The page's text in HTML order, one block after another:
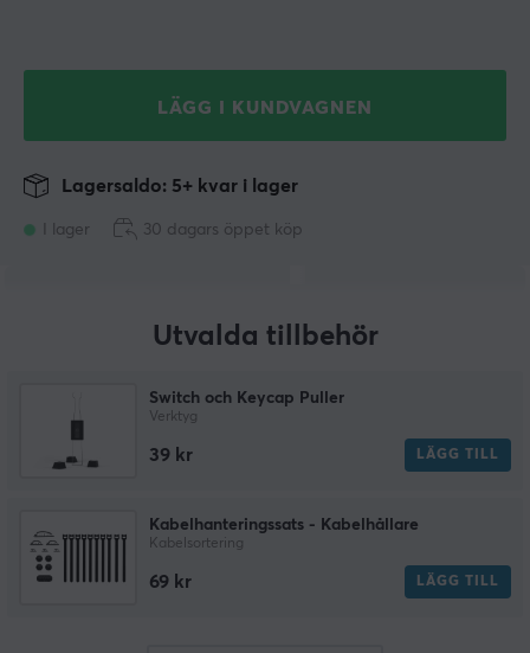
LÄGG I KUNDVAGNEN
I lager
Lagersaldo: 5+ kvar i lager
30 dagars öppet köp
Utvalda tillbehör
Switch och Keycap Puller
Verktyg
39 kr LÄGG TILL
Kabelhanteringssats - Kabelhållare
Kabelsortering
69 kr LÄGG TILL